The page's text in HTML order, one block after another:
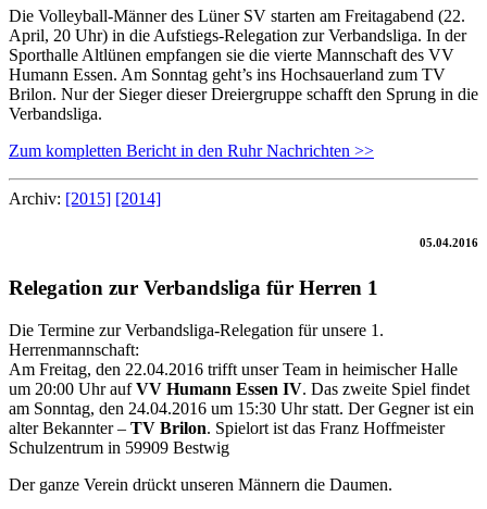
Die Volleyball-Männer des Lüner SV starten am Freitagabend (22.
April, 20 Uhr) in die Aufstiegs-Relegation zur Verbandsliga. In der
Sporthalle Altlünen empfangen sie die vierte Mannschaft des VV
Humann Essen. Am Sonntag geht’s ins Hochsauerland zum TV
Brilon. Nur der Sieger dieser Dreiergruppe schafft den Sprung in die
Verbandsliga.
Zum kompletten Bericht in den Ruhr Nachrichten >>
Archiv: [2015] [2014]
05.04.2016
Relegation zur Verbandsliga für Herren 1
Die Termine zur Verbandsliga-Relegation für unsere 1.
Herrenmannschaft:
Am Freitag, den 22.04.2016 trifft unser Team in heimischer Halle
um 20:00 Uhr aufVV Humann Essen IV. Das zweite Spiel findet
am Sonntag, den 24.04.2016 um 15:30 Uhr statt. Der Gegner ist ein
alter Bekannter – TV Brilon. Spielort ist das Franz Hoffmeister
Schulzentrum in 59909 Bestwig
Der ganze Verein drückt unseren Männern die Daumen.